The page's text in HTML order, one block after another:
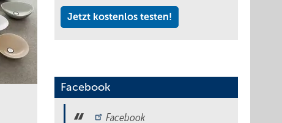
Jetzt kostenlos testen!
Facebook
Facebook